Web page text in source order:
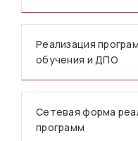
Реализация
обучения и ДПО
Сетевая форма
программ